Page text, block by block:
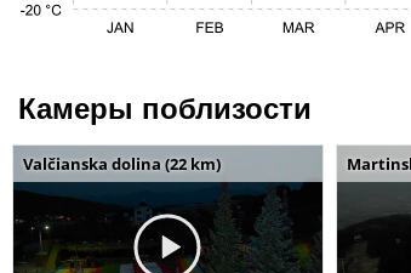
Камеры поблизости
Valčianska dolina (22 km)